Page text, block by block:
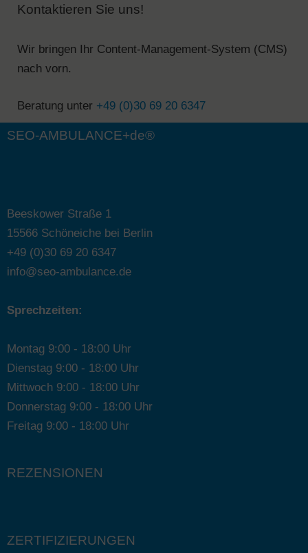
Kontaktieren Sie uns!
Wir bringen Ihr Content-Management-System (CMS)
nach vorn.
Beratung unter +49 (0)30 69 20 6347
SEO-AMBULANCE+de®
Beeskower Straße 1
15566 Schöneiche bei Berlin
+49 (0)30 69 20 6347
info@seo-ambulance.de
Sprechzeiten:
Montag 9:00 - 18:00 Uhr
Dienstag 9:00 - 18:00 Uhr
Mittwoch 9:00 - 18:00 Uhr
Donnerstag 9:00 - 18:00 Uhr
Freitag 9:00 - 18:00 Uhr
REZENSIONEN
ZERTIFIZIERUNGEN